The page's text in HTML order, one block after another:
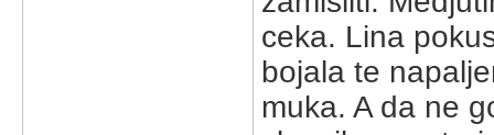
ceka. Lina
bojala te
muka. A da ne